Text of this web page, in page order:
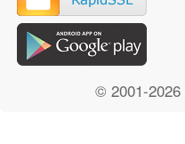
© 2001-2026